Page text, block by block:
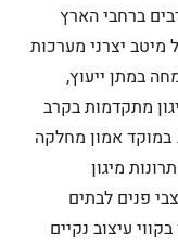
ברחבי הארץ
יצרני מערכות
במתן ייעוץ,
מתקדמות בקרב
במוקד אמון מחלקה
מיגון
פנים לבתים
עיצוב נקיים